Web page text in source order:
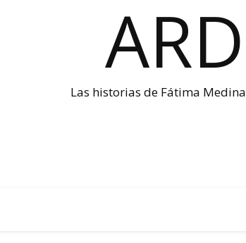
Las historias de Fátima Medina